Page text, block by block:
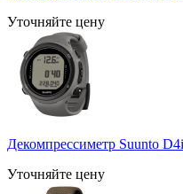
Уточняйте цену
Декомпрессиметр Suunto
Уточняйте цену